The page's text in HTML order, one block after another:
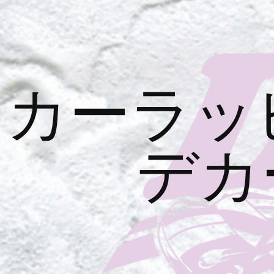
カーラ
デ